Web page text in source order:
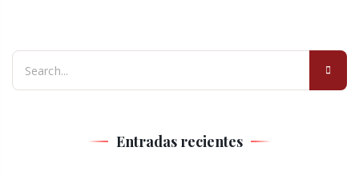
Entradas recientes